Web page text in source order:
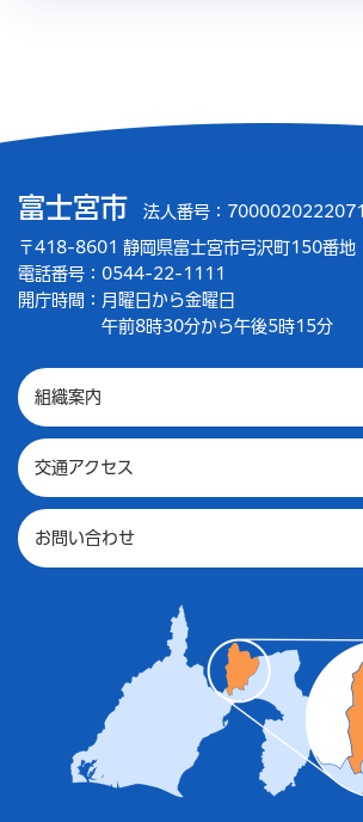
富士宮市 法人番号：7000020222071
〒418-8601 静岡県富士宮市弓沢町150番地
電話番号：0544-22-1111
開庁時間： 月曜日から金曜日
午前8時30分から午後5時15分
組織案内
交通アクセス
お問い合わせ